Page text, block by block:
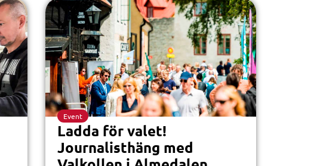
Event
Ladda för valet!
Journalisthäng med